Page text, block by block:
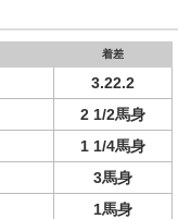
着差
3.22.2
2 1/2馬身
1 1/4馬身
3馬身
1馬身